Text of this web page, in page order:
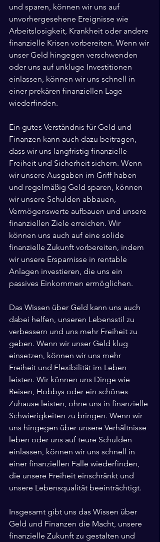
und sparen, können wir uns auf
unvorhergesehene Ereignisse wie
Arbeitslosigkeit, Krankheit oder andere
finanzielle Krisen vorbereiten. Wenn wir
unser Geld hingegen verschwenden
oder uns auf unkluge Investitionen
einlassen, können wir uns schnell in
einer prekären finanziellen Lage
wiederfinden.
Ein gutes Verständnis für Geld und
Finanzen kann auch dazu beitragen,
dass wir uns langfristig finanzielle
Freiheit und Sicherheit sichern. Wenn
wir unsere Ausgaben im Griff haben
und regelmäßig Geld sparen, können
wir unsere Schulden abbauen,
Vermögenswerte aufbauen und unsere
finanziellen Ziele erreichen. Wir
können uns auch auf eine solide
finanzielle Zukunft vorbereiten, indem
wir unsere Ersparnisse in rentable
Anlagen investieren, die uns ein
passives Einkommen ermöglichen.
Das Wissen über Geld kann uns auch
dabei helfen, unseren Lebensstil zu
verbessern und uns mehr Freiheit zu
geben. Wenn wir unser Geld klug
einsetzen, können wir uns mehr
Freiheit und Flexibilität im Leben
leisten. Wir können uns Dinge wie
Reisen, Hobbys oder ein schönes
Zuhause leisten, ohne uns in finanzielle
Schwierigkeiten zu bringen. Wenn wir
uns hingegen über unsere Verhältnisse
leben oder uns auf teure Schulden
einlassen, können wir uns schnell in
einer finanziellen Falle wiederfinden,
die unsere Freiheit einschränkt und
unsere Lebensqualität beeinträchtigt.
Insgesamt gibt uns das Wissen über
Geld und Finanzen die Macht, unsere
finanzielle Zukunft zu gestalten und